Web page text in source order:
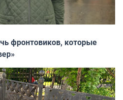
фронтовиков, которые